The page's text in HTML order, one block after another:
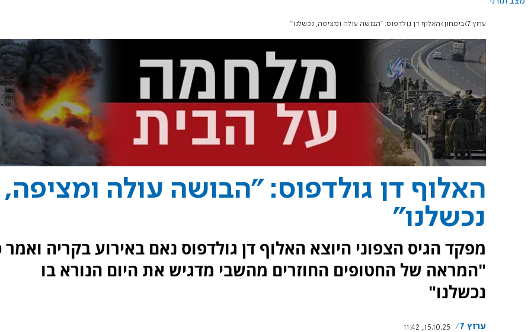
ערוץ 7 ביטחון האלוף דן גולדפוס: "הבושה עולה ומציפה, נכשלנו"
האלוף דן גולדפוס: "הבושה עולה ומציפה,
נכשלנו"
מפקד הגיס הצפוני היוצא האלוף דן גולדפוס נאם באירוע בקריה ואמר
"המראה של החטופים החוזרים מהשבי מדגיש את היום הנורא בו
נכשלנו"
ערוץ 7
15.10.25, 11:42